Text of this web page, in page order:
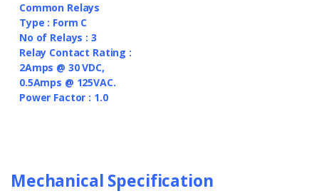
Common Relays
Type : Form C
No of Relays : 3
Relay Contact Rating :
2Amps @ 30 VDC,
0.5Amps @ 125VAC.
Power Factor : 1.0
Mechanical Specification